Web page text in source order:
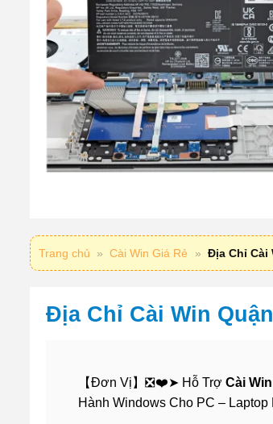
Trang chủ » Cài Win Giá Rẻ » Địa Chỉ Cài
Địa Chỉ Cài Win
【Đơn Vị】❎❤️➤ Hỗ TrợCài
Hành Windows Cho PC – Laptop